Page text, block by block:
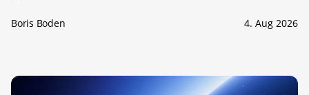
Boris Boden 4. Aug 2026